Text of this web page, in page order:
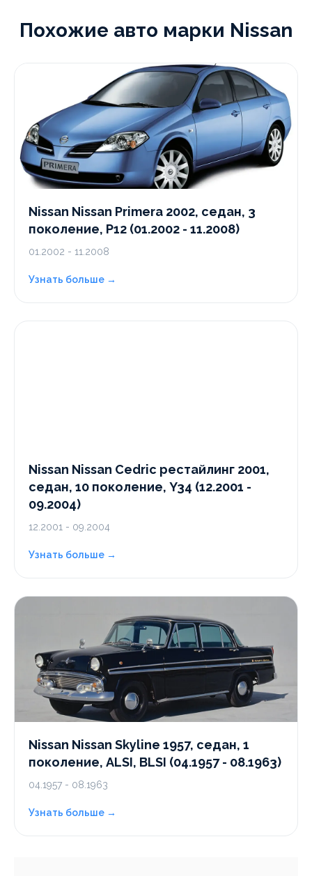
Похожие авто марки Nissan
Nissan Nissan Primera 2002, седан, 3
поколение, P12 (01.2002 - 11.2008)
01.2002 - 11.2008
Узнать больше →
Nissan Nissan Cedric рестайлинг 2001,
седан, 10 поколение, Y34 (12.2001 -
09.2004)
12.2001 - 09.2004
Узнать больше →
Nissan Nissan Skyline 1957, седан, 1
поколение, ALSI, BLSI (04.1957 - 08.1963)
04.1957 - 08.1963
Узнать больше →